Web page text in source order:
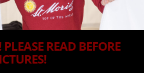
READ BEFORE